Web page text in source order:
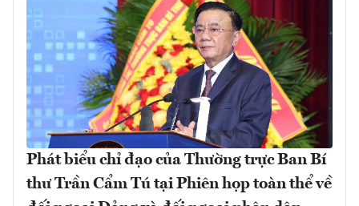
Phát biểu chỉ đạo của Thường trực Ban Bí
thư Trần Cẩm Tú tại Phiên họp toàn thể về